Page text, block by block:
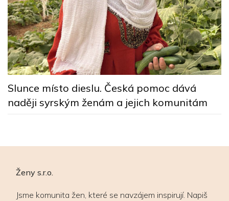
Slunce místo dieslu. Česká pomoc dává
naději syrským ženám a jejich komunitám
Ženy s.r.o.
Jsme komunita žen, které se navzájem inspirují. Napiš